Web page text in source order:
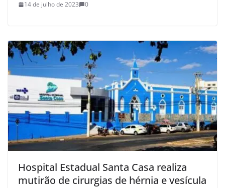
14 de julho de 2023 0
Hospital Estadual Santa Casa realiza
mutirão de cirurgias de hérnia e vesícula